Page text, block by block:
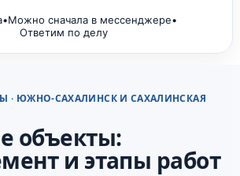
•Можно сначала в мессенджере•
Ответим по делу
· ЮЖНО-САХАЛИНСК И САХАЛИНСКАЯ
объекты:
и этапы работ